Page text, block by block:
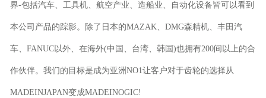
界-包括汽车、工具机、航空产业、造船业、自动化设备皆可以看到
本公司产品的踪影。除了日本的MAZAK、DMG森精机、丰田汽
车、FANUC以外、在海外(中国、台湾、韩国)也拥有200间以上的合
作伙伴。我们的目标是成为亚洲NO1让客户对于齿轮的选择从
MADEINJAPAN变成MADEINOGIC!